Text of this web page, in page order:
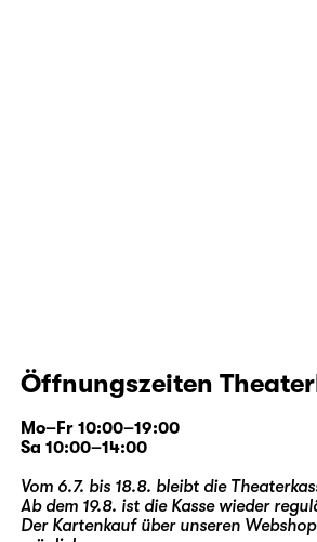
Öffnungszeiten
Mo–Fr 10:00–19:00
Sa 10:00–14:00
Vom 6.7. bis 18.8. bleibt die
Ab dem 19.8. ist die Kasse wieder
Der Kartenkauf über unseren Webshop